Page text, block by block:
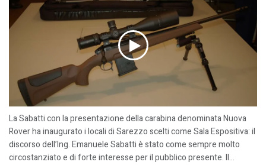
La Sabatti con la presentazione della carabina denominata Nuova
Rover ha inaugurato i locali di Sarezzo scelti come Sala Espositiva: il
discorso dell’Ing. Emanuele Sabatti è stato come sempre molto
circostanziato e di forte interesse per il pubblico presente. Il...